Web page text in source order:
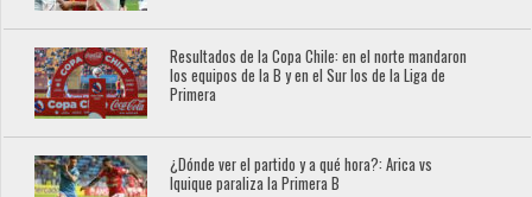
Resultados de la Copa Chile: en el norte mandaron
los equipos de la B y en el Sur los de la Liga de
Primera
¿Dónde ver el partido y a qué hora?: Arica vs
Iquique paraliza la Primera B